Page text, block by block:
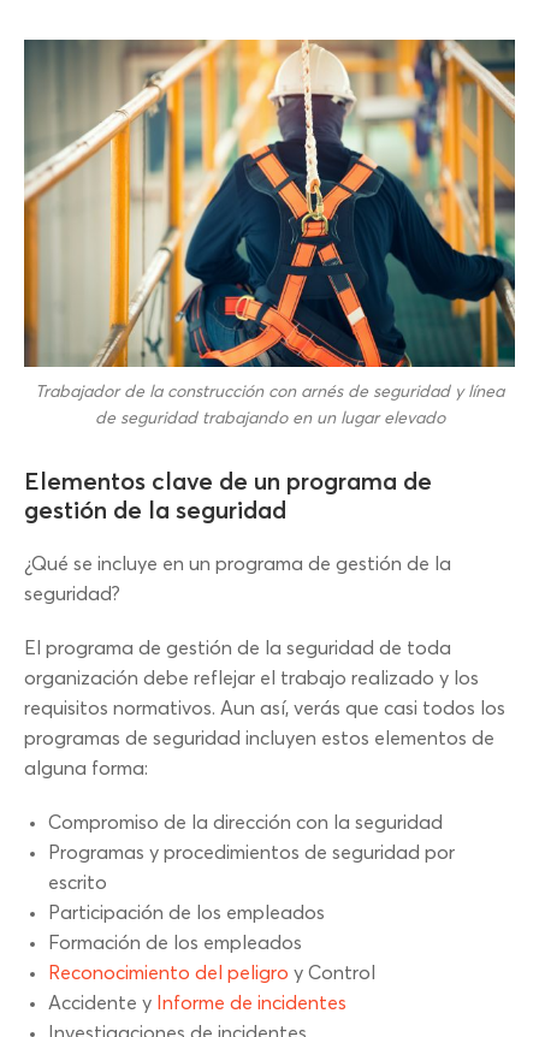
Trabajador de la construcción con arnés de seguridad y línea
de seguridad trabajando en un lugar elevado
Elementos clave de un programa de
gestión de la seguridad
¿Qué se incluye en un programa de gestión de la
seguridad?
El programa de gestión de la seguridad de toda
organización debe reflejar el trabajo realizado y los
requisitos normativos. Aun así, verás que casi todos los
programas de seguridad incluyen estos elementos de
alguna forma:
Compromiso de la dirección con la seguridad
Programas y procedimientos de seguridad por
escrito
Participación de los empleados
Formación de los empleados
Reconocimiento del peligro y Control
Accidente y Informe de incidentes